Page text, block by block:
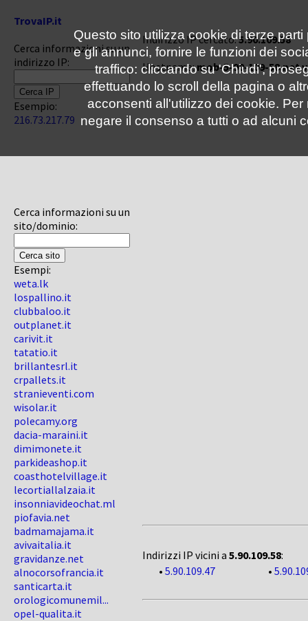
TrovaIP.it
Cerca informazioni su un
indirizzo IP:
Esempio:
216.73.217.79
Cerca informazioni su un
sito/dominio:
Esempi:
weta.lk
lospallino.it
clubbaloo.it
outplanet.it
carivit.it
tatatio.it
brillantesrl.it
crpallets.it
stranieventi.com
wisolar.it
polecamy.org
dacia-maraini.it
dimimonete.it
parkideashop.it
coasthotelvillage.it
lecortiallalzaia.it
insonniavideochat.ml
piofavia.net
badmamajama.it
avivaitalia.it
gravidanze.net
alnocorsofrancia.it
santicarta.it
orologicomunemil...
opel-qualita.it
Indirizzo IP cercato:5.90.109.58
Hostname:mob-5-90-109-
Indirizzi IP vicini a 5.90.109.58:
• 5.90.109.47 •
Questo sito utilizza cookie di terze
e gli annunci, fornire le funzioni dei
traffico: cliccando su 'Chiudi',
effettuando lo scroll della pagina o
acconsenti all'utilizzo dei cookie.
negare il consenso a tutti o ad alcuni